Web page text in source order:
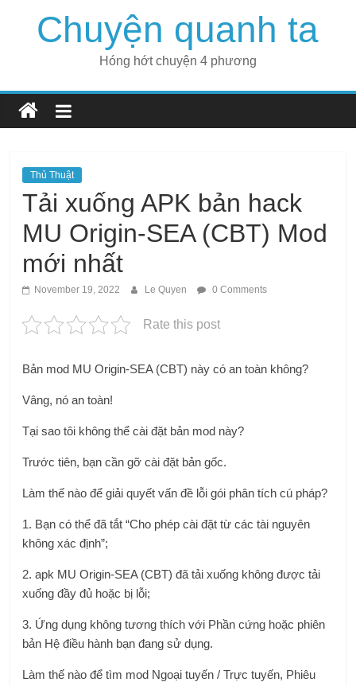
Chuyện quanh ta
Hóng hớt chuyện 4 phương
Thủ Thuật
Tải xuống APK bản hack
MU Origin-SEA (CBT) Mod
mới nhất
November 19, 2022 Le Quyen 0 Comments
Rate this post
Bản mod MU Origin-SEA (CBT) này có an toàn không?
Vâng, nó an toàn!
Tại sao tôi không thể cài đặt bản mod này?
Trước tiên, bạn cần gỡ cài đặt bản gốc.
Làm thế nào để giải quyết vấn đề lỗi gói phân tích cú pháp?
1. Bạn có thể đã tắt “Cho phép cài đặt từ các tài nguyên
không xác định”;
2. apk MU Origin-SEA (CBT) đã tải xuống không được tải
xuống đầy đủ hoặc bị lỗi;
3. Ứng dụng không tương thích với Phần cứng hoặc phiên
bản Hệ điều hành bạn đang sử dụng.
Làm thế nào để tìm mod Ngoại tuyến / Trực tuyến, Phiêu